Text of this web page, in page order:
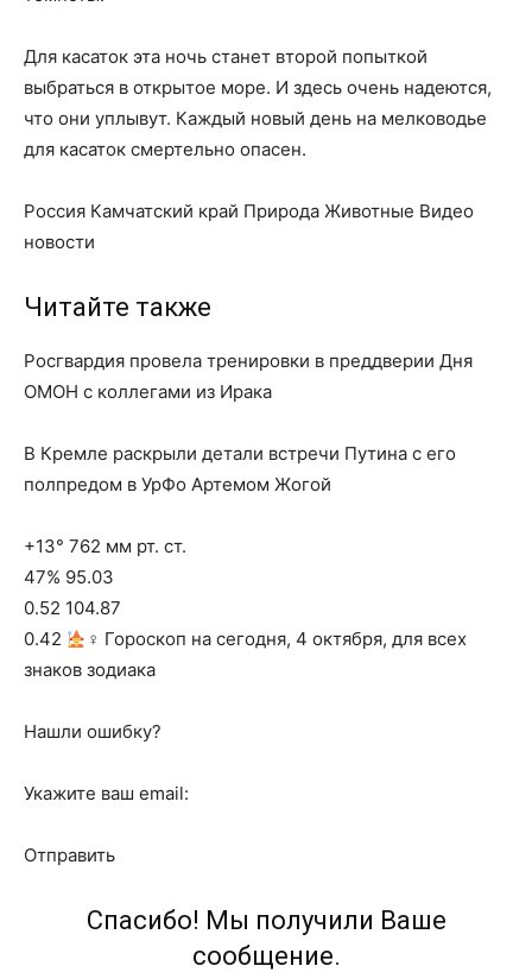
Для касаток эта ночь станет второй попыткой
выбраться в открытое море. И здесь очень надеются,
что они уплывут. Каждый новый день на мелководье
для касаток смертельно опасен.
Россия Камчатский край Природа Животные Видео
новости
Читайте также
Росгвардия провела тренировки в преддверии Дня
ОМОН с коллегами из Ирака
В Кремле раскрыли детали встречи Путина с его
полпредом в УрФо Артемом Жогой
+13° 762 мм рт. ст.
47% 95.03
0.52 104.87
0.42
‍♀ Гороскоп на сегодня, 4 октября, для всех
знаков зодиака
Нашли ошибку?
Укажите ваш email:
Отправить
Спасибо! Мы получили Ваше
сообщение.